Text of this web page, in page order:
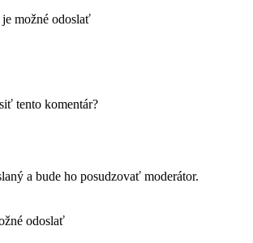
možné odoslať
tento komentár?
a bude ho posudzovať moderátor.
odoslať